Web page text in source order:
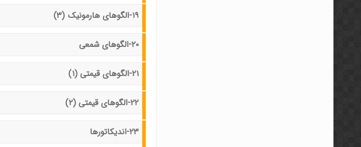
۱۹-الگوهای هارمونیک (۳)
۲۰-الگوهای شمعی
۲۱-الگوهای قیمتی (۱)
۲۲-الگوهای قیمتی (۲)
۲۳-اندیکاتورها